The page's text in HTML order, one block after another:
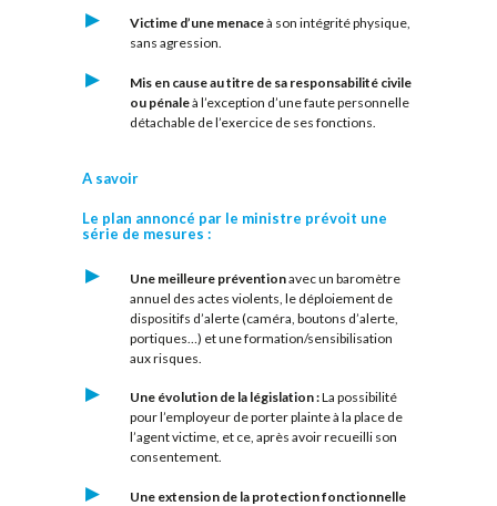
Victime d’une menaceà son intégrité physique,
sans agression.
Mis en cause au titre de sa responsabilité civile
ou pénaleà l’exception d’une faute personnelle
détachable de l’exercice de ses fonctions.
A savoir
Le plan annoncé par le ministre prévoit une
série de mesures :
Une meilleure préventionavec un baromètre
annuel des actes violents, le déploiement de
dispositifs d’alerte (caméra, boutons d’alerte,
portiques…) et une formation/sensibilisation
aux risques.
Une évolution de la législation :La possibilité
pour l’employeur de porter plainte à la place de
l’agent victime, et ce, après avoir recueilli son
consentement.
Une extension de la protection fonctionnelle